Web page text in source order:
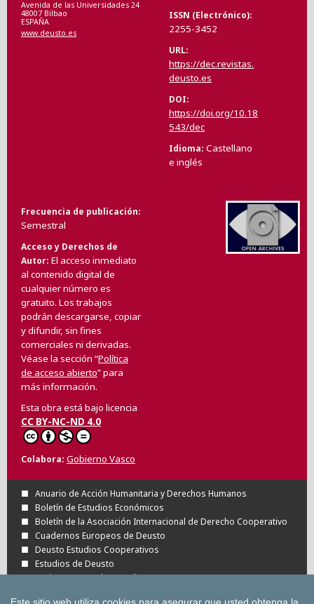
Avenida de las Universidades 24
48007 Bilbao
ESPAÑA
www.deusto.es
ISSN (Electrónico)
2255-3452
URL
https://dec.revistas.
deusto.es
DOI
https://doi.org/10.18
543/dec
Idioma Castellano
e inglés
Frecuencia de publicación
Semestral
Acceso y Derechos de
Autor El acceso inmediato
al contenido digital de
cualquier número es
gratuito. Los trabajos
podrán descargarse, copiar
y difundir, sin fines
comerciales ni derivadas.
Véase la sección “Política
de acceso abierto” para
más información.
Esta obra está bajo licencia
CC BY-NC-ND 4.0
Colabora Gobierno Vasco
Anuario de Acción Humanitaria y Derechos Humanos
Boletín de Estudios Económicos
Boletín de la Asociación Internacional de Derecho Cooperativo
Cuadernos Europeos de Deusto
Deusto Estudios Cooperativos
Estudios de Deusto
Revista Deusto de Derechos Humanos